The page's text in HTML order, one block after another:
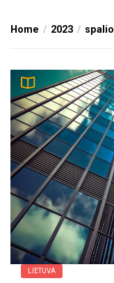
Home 2023 spalio
LIETUVA